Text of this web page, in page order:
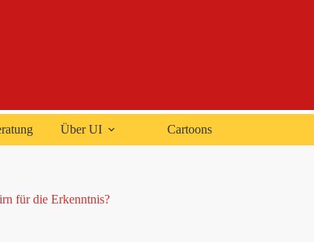
Über UI Cartoons
für die Erkenntnis?